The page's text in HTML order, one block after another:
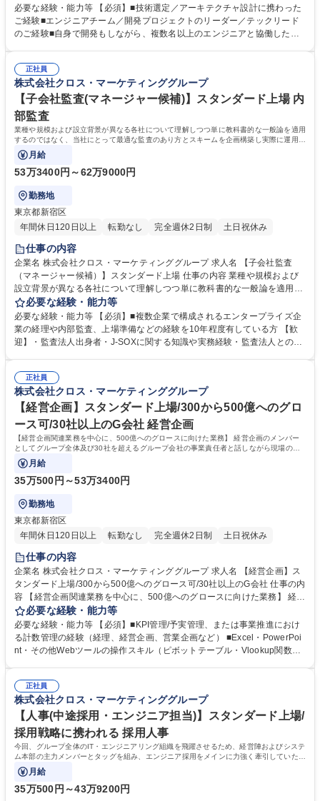
【詳細】 ■グループ全体のデジタル変革（DX）推進 ■新規事業・新サービ
ス開発 ■既存システム・サービスの課題解決と刷新 ■技術組織の成長とメ
ンバー育成 募集職種 【CTO候補／テックリード】経営直下/IT戦略実現た
必要な経験・能力等 【必須】■技術選定／アーキテクチャ設計に携わった
ご経験■エンジニアチーム／開発プロジェクトのリーダー／テックリード
のご経験■自身で開発もしながら、複数名以上のエンジニアと協働したご
データ分析などへの関心含む） 【歓迎】■新規プロジェクトの立ち上げ、
推進経験■グループ横断・複数事業のシステム／サービス開発経験■エンジ
ニア採用・育成・評価など“組織づくり”の経験 学歴・資格 学歴：大学院
大学 高専 語学力： 資格：
正社員
株式会社クロス・マーケティンググループ
【子会社監査(マネージャー候補)】スタンダード上場 内
部監査
業種や規模および設立背景が異なる各社について理解しつつ単に教科書的な一般論を適用
するのではなく、当社にとって最適な監査のあり方とスキームを企画構築し実際に運用し
ていただくところまで担当いただきます
月給
53万3400円～62万9000円
勤務地
東京都新宿区
年間休日120日以上
転勤なし 完全週休2日制 土日祝休み
仕事の内容
企業名 株式会社クロス・マーケティンググループ 求人名 【子会社監査
（マネージャー候補）】スタンダード上場 仕事の内容 業種や規模および
設立背景が異なる各社について理解しつつ単に教科書的な一般論を適用す
るのではなく、当社にとって最適な監査のあり方とスキームを企画構築し
実際に運用していただくところまで担当いただきます あわせて以下の実務
などについても担当いただきます。 ・稟議決裁等の運用確認 ・グループ
ガバナンスを構築するうえでの各社の規程体系整備・監査を通じた業務改
ジャー候補）】スタンダード上場
必要な経験・能力等
必要な経験・能力等 【必須】■複数企業で構成されるエンタープライズ企
業の経理や内部監査、上場準備などの経験を10年程度有している方 【歓
迎】・監査法人出身者・J-SOXに関する知識や実務経験・監査法人とのコ
けている方・デジタル系の新しいビジネスに対する理解や情報感度が高い
方 ・成長途上企業グループであることへの理解と適応力のある方 学歴・
資格 学歴：大学院 大学 語学力： 資格：
正社員
株式会社クロス・マーケティンググループ
【経営企画】スタンダード上場/300から500億へのグロ
ース可/30社以上のG会社 経営企画
【経営企画関連業務を中心に、500億へのグロースに向けた業務】 経営企画のメンバー
としてグループ全体及び30社を超えるグループ会社の事業責任者と話しながら現場の情
報を収集し、個々の戦略策定と本部への
月給
35万500円～53万3400円
勤務地
東京都新宿区
年間休日120日以上
転勤なし 完全週休2日制 土日祝休み
仕事の内容
企業名 株式会社クロス・マーケティンググループ 求人名 【経営企画】ス
タンダード上場/300から500億へのグロース可/30社以上のG会社 仕事の内
容 【経営企画関連業務を中心に、500億へのグロースに向けた業務】 経営
企画のメンバーとしてグループ全体及び30社を超えるグループ会社の事業
責任者と話しながら現場の情報を収集し、個々の戦略策定と本部への 報告
をメインで予実管理も関わるほど幅広い業務をお任せします。 【詳細】■
年度予算の策定・中長期経営計画の策定・予算実績管理■グループ会社の
■各種事業状況の調査分析・データ収集・レポーティング※適正・組織体
制の状況等によりお任せする業務は変動することがあります。 募集職種
【経営企画】スタンダード上場/300から500億へのグロース可/30社以上の
G会社
必要な経験・能力等
必要な経験・能力等 【必須】■KPI管理/予実管理、または事業推進におけ
る計数管理の経験（経理、経営企画、営業企画など） ■Excel・PowerPoi
nt・その他Webツールの操作スキル（ピボットテーブル・Vlookup関数な
財務、会計、IRなどの経験がある方 学歴・資格 学歴：大学院 大学 語学
力： 資格：
正社員
株式会社クロス・マーケティンググループ
【人事(中途採用・エンジニア担当)】スタンダード上場/
採用戦略に携われる 採用人事
今回、グループ全体のIT・エンジニアリング組織を飛躍させるため、経営陣およびシステ
ム本部の主力メンバーとタッグを組み、エンジニア採用をメインに力強く牽引していただ
く「戦略的リクルーター」を募集します。
月給
35万500円～43万9200円